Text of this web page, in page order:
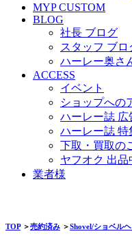
MYP CUSTOM
BLOG
社長 ブログ
スタッフ ブロ
ハーレー奥さ
ACCESS
イベント
ショップへの
ハーレー誌 広
ハーレー誌 特
下取・買取の
ヤフオク 出品
業者様
TOP＞売約済み ＞Shovel/ショベル